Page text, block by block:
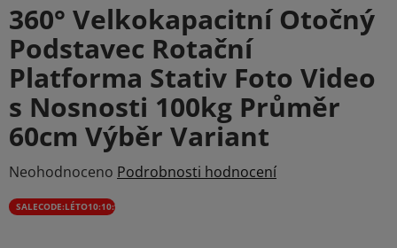
360° Velkokapacitní Otočný
Podstavec Rotační
Platforma Stativ Foto Video
s Nosnosti 100kg Průměr
60cm Výběr Variant
Průměrné
hodnocení
produktu
Neohodnoceno Podrobnosti hodnocení
SALECODE:LÉTO10:10:%